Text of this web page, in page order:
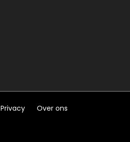
Privacy Over ons